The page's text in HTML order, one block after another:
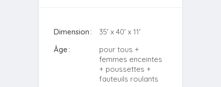
Dimension
35' x 40' x 11'
Âge
pour tous +
femmes enceintes
+ poussettes +
fauteuils roulants